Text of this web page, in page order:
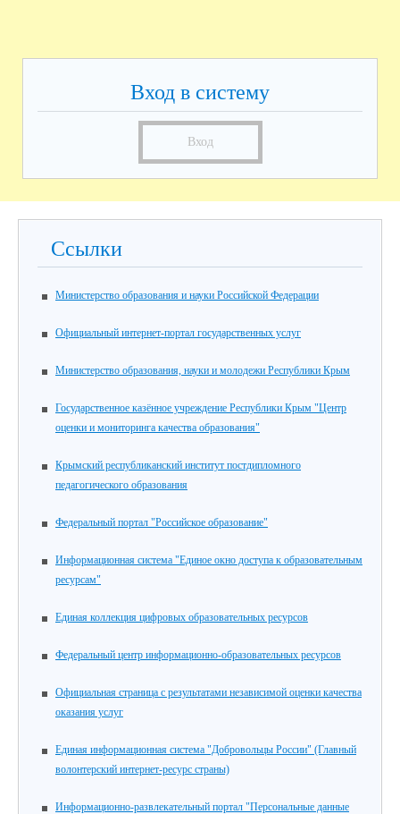
Вход в систему
Вход
Ссылки
Министерство образования и науки Российской Федерации
Официальный интернет-портал государственных услуг
Министерство образования, науки и молодежи Республики Крым
Государственное казённое учреждение Республики Крым "Центр
оценки и мониторинга качества образования"
Крымский республиканский институт постдипломного
педагогического образования
Федеральный портал "Российское образование"
Информационная система "Единое окно доступа к образовательным
ресурсам"
Единая коллекция цифровых образовательных ресурсов
Федеральный центр информационно-образовательных ресурсов
Официальная страница с результатами независимой оценки качества
оказания услуг
Единая информационная система "Добровольцы России" (Главный
волонтерский интернет-ресурс страны)
Информационно-развлекательный портал "Персональные данные